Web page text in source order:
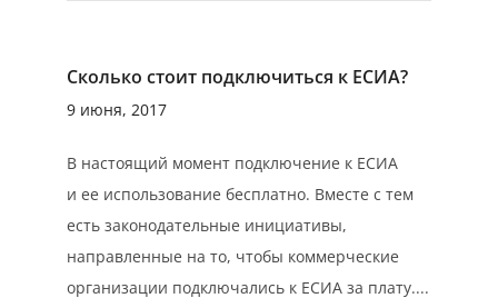
Сколько стоит подключиться к ЕСИА?
9 июня, 2017
В настоящий момент подключение к ЕСИА
и ее использование бесплатно. Вместе с тем
есть законодательные инициативы,
направленные на то, чтобы коммерческие
организации подключались к ЕСИА за плату....